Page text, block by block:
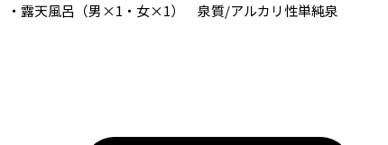
・露天風呂（男×1・女×1） 泉質/アルカリ性単純泉